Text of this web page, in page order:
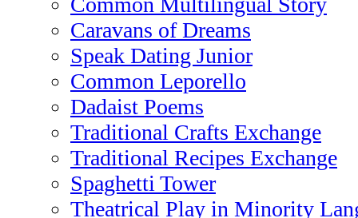
Caravans of Dreams
Speak Dating Junior
Common Leporello
Dadaist Poems
Traditional Crafts Exchange
Traditional Recipes Exchange
Spaghetti Tower
Theatrical Play in Minority